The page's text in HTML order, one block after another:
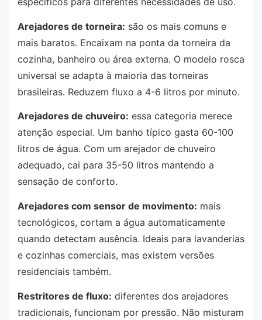
Arejadores de torneira: são os mais comuns e
mais baratos. Encaixam na ponta da torneira da
cozinha, banheiro ou área externa. O modelo rosca
universal se adapta à maioria das torneiras
brasileiras. Reduzem fluxo a 4-6 litros por minuto.
Arejadores de chuveiro: essa categoria merece
atenção especial. Um banho típico gasta 60-100
litros de água. Com um arejador de chuveiro
adequado, cai para 35-50 litros mantendo a
sensação de conforto.
Arejadores com sensor de movimento: mais
tecnológicos, cortam a água automaticamente
quando detectam ausência. Ideais para lavanderias
e cozinhas comerciais, mas existem versões
residenciais também.
Restritores de fluxo: diferentes dos arejadores
tradicionais, funcionam por pressão. Não misturam